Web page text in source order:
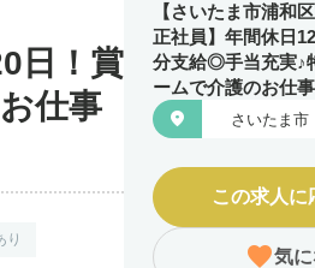
日！賞
仕事
り
【さいたま市浦和
正社員】年間休日
分支給◎手当充実♪
ームで介護のお仕
 さいたま市
この求人に
気